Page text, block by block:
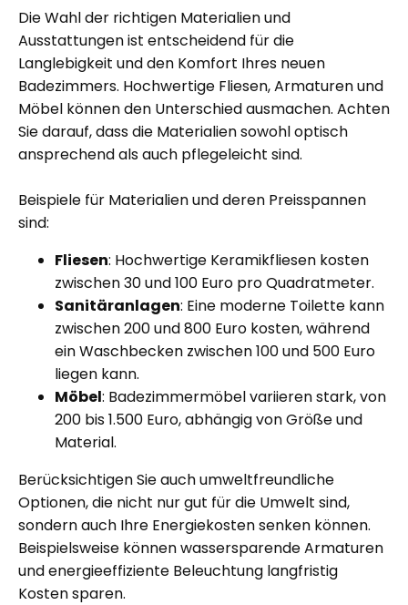
Die Wahl der richtigen Materialien und
Ausstattungen ist entscheidend für die
Langlebigkeit und den Komfort Ihres neuen
Badezimmers. Hochwertige Fliesen, Armaturen und
Möbel können den Unterschied ausmachen. Achten
Sie darauf, dass die Materialien sowohl optisch
ansprechend als auch pflegeleicht sind.
Beispiele für Materialien und deren Preisspannen
sind:
Fliesen: Hochwertige Keramikfliesen kosten
zwischen 30 und 100 Euro pro Quadratmeter.
Sanitäranlagen: Eine moderne Toilette kann
zwischen 200 und 800 Euro kosten, während
ein Waschbecken zwischen 100 und 500 Euro
liegen kann.
Möbel: Badezimmermöbel variieren stark, von
200 bis 1.500 Euro, abhängig von Größe und
Material.
Berücksichtigen Sie auch umweltfreundliche
Optionen, die nicht nur gut für die Umwelt sind,
sondern auch Ihre Energiekosten senken können.
Beispielsweise können wassersparende Armaturen
und energieeffiziente Beleuchtung langfristig
Kosten sparen.